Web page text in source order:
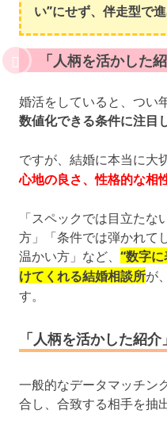
い”にせず、伴走型で
「人柄を活かした
婚活をしていると、つい
数値化できる条件に注目
ですが、結婚に本当に大
心地の良さ、性格的な相
「スペックでは目立た
方」「条件では弾かれて
温かい方」など、 “数字
けてくれる結婚相談所が
す。
「人柄を活かした紹
一般的なデータマッチン
合し、合致する相手を抽